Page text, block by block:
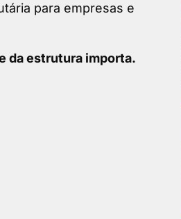
para empresas e
da estrutura importa.